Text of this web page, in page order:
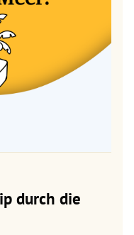
durch die